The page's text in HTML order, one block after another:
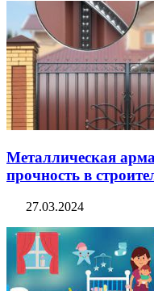
Металлическая
прочность в
27.03.2024